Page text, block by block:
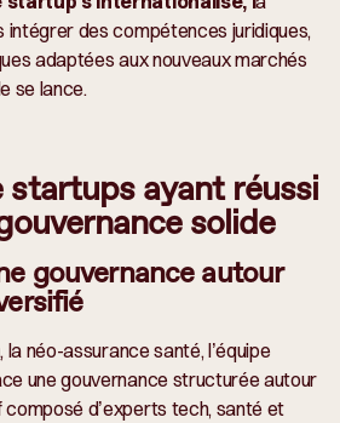
intégrer des compétences juridiques,
adaptées aux nouveaux marchés
se lance.
startups ayant réussi
solide
gouvernance autour
, la néo-assurance santé, l’équipe
une gouvernance structurée autour
composé d’experts tech, santé et